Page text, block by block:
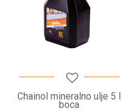
Chainol mineralno ulje 5 l
boca